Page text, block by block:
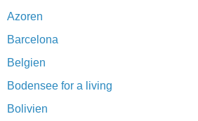
Azoren
Barcelona
Belgien
Bodensee for a living
Bolivien